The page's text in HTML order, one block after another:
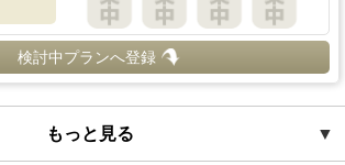
検討中プランへ登録
▼
もっと見る